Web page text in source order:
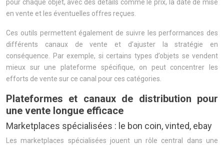
pour chaque objet, avec des détails comme le prix, la date de mise
en vente et les éventuelles offres reçues.
Ces outils permettent également de suivre les performances des
différents canaux de vente et d’ajuster la stratégie en
conséquence. Par exemple, si certains types d’objets se vendent
mieux sur une plateforme spécifique, on peut concentrer les
efforts de vente sur ce canal pour ces catégories.
Plateformes et canaux de distribution pour
une vente longue efficace
Marketplaces spécialisées : le bon coin, vinted, ebay
Les marketplaces spécialisées jouent un rôle central dans une